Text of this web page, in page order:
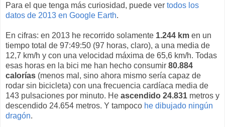
Para el que tenga más curiosidad, puede ver todos los
datos de 2013 en Google Earth.
En cifras: en 2013 he recorrido solamente 1.244 km en un
tiempo total de 97:49:50 (97 horas, claro), a una media de
12,7 km/h y con una velocidad máxima de 65,6 km/h. Todas
esas horas en la bici me han hecho consumir 80.884
calorías (menos mal, sino ahora mismo sería capaz de
rodar sin bicicleta) con una frecuencia cardíaca media de
143 pulsaciones por minuto. He ascendido 24.831 metros y
descendido 24.654 metros. Y tampoco he dibujado ningún
dragón.